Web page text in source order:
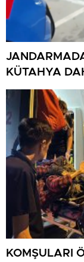
KÜTAHYA
KOMŞULARI